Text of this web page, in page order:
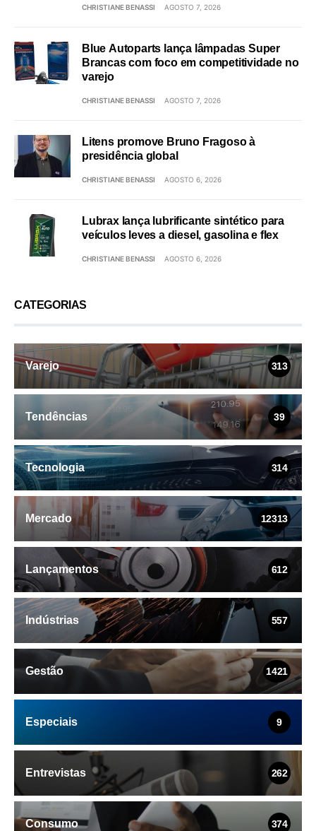
CHRISTIANE BENASSI AGOSTO 7, 2026
Blue Autoparts lança lâmpadas Super
Brancas com foco em competitividade no
varejo
CHRISTIANE BENASSI AGOSTO 7, 2026
Litens promove Bruno Fragoso à
presidência global
CHRISTIANE BENASSI AGOSTO 6, 2026
Lubrax lança lubrificante sintético para
veículos leves a diesel, gasolina e flex
CHRISTIANE BENASSI AGOSTO 6, 2026
CATEGORIAS
Varejo 313
Tendências 39
Tecnologia 314
Mercado 12313
Lançamentos 612
Indústrias 557
Gestão 1421
Especiais 9
Entrevistas 262
Consumo 374